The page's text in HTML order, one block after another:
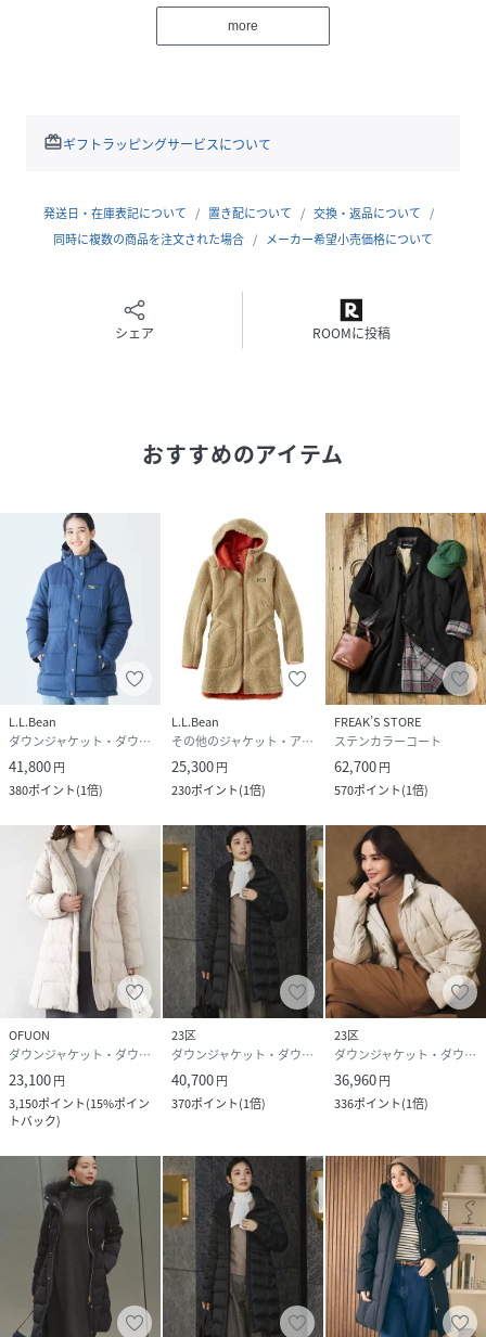
中程度のレイヤーとのコーディネートをおすすめします
全体にゆったりめのフィットがお好みの方は、一つ大きめの
密に織られた、耐久性に優れたナイロン製リップストップ素
ダウンを中綿に使用
両脇にジッパー・ポケット付き
内側に伸縮性のあるメッシュのポケット付き
原産国 バングラデシュ
素材
表地:ナイロン100%
裏地:ナイロン100%
中わた:ダウン90%
フェザー10%
サイズ S、M、L
クリーニング 洗濯機洗い可
品番
JJ2993_502523
more
redeemギフトラッピングサービスについて
発送日・在庫表記について 置き配について
交換・返品について
同時に複数の商品を注文された場合
メーカー希望小売価格について
シェア ROOMに投稿
おすすめのアイテム
L.L.Bean
ダウンジャケット・ダウンベスト
41,800円
380ポイント(1倍)
L.L.Bean
その他のジャケット・アウター
25,300円
230ポイント(1倍)
FREAK’S STORE
ステンカラーコート
62,700円
570ポイント(1倍)
OFUON
ダウンジャケット・ダウンベスト
23,100円
3,150ポイント(15%ポイン
トバック)
23区
ダウンジャケット・ダウンベスト
40,700円
370ポイント(1倍)
23区
ダウンジャケット・ダウンベスト
36,960円
336ポイント(1倍)